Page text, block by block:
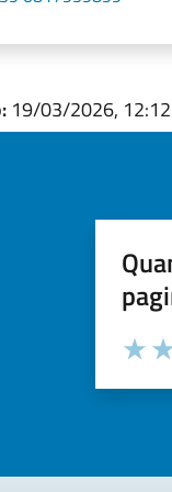
19/03/2026, 12:12
Valuta